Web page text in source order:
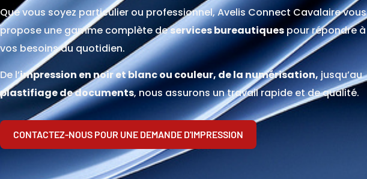
Que vous soyez particulier ou professionnel, Avelis Connect Cavalaire vous
propose une gamme complète deservices bureautiquespour répondre à
vos besoins du quotidien.
De l’impression en noir et blanc ou couleur, de la numérisation, jusqu’au
plastifiage de documents, nous assurons un travail rapide et de qualité.
CONTACTEZ-NOUS POUR UNE DEMANDE D'IMPRESSION